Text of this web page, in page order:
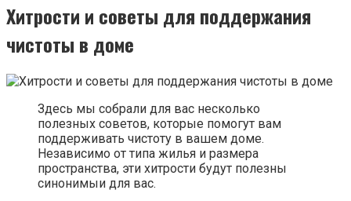
Хитрости и советы для поддержания
чистоты в доме
Здесь мы собрали для вас несколько
полезных советов, которые помогут вам
поддерживать чистоту в вашем доме.
Независимо от типа жилья и размера
пространства, эти хитрости будут полезны
синонимыи для вас.